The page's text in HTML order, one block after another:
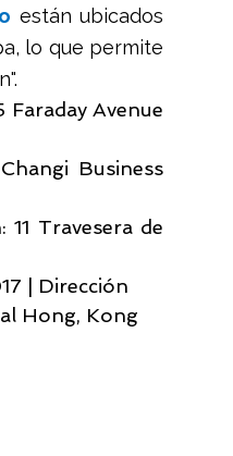
están ubicados
lo que permite
Avenue
Business
Travesera de
| Dirección
Hong, Kong